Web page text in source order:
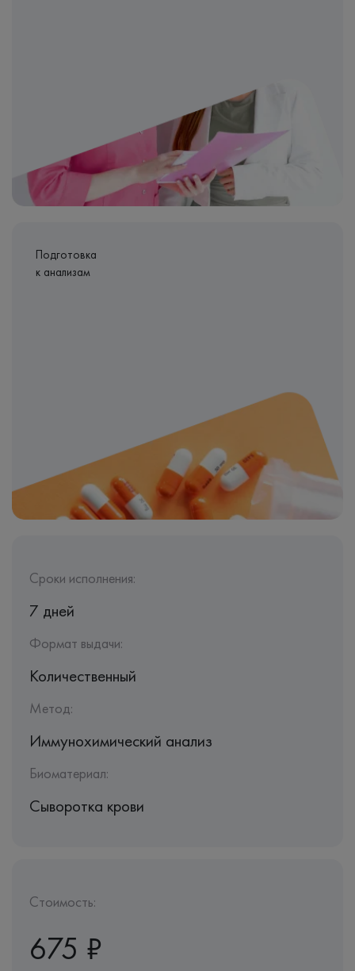
Подготовка
к анализам
Сроки исполнения:
7 дней
Формат выдачи:
Количественный
Метод:
Иммунохимический анализ
Биоматериал:
Сыворотка крови
Стоимость:
675 ₽